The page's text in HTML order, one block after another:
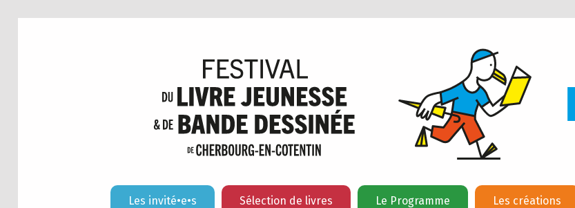
Les invité•e•s Sélection de livres Le Programme Les créations